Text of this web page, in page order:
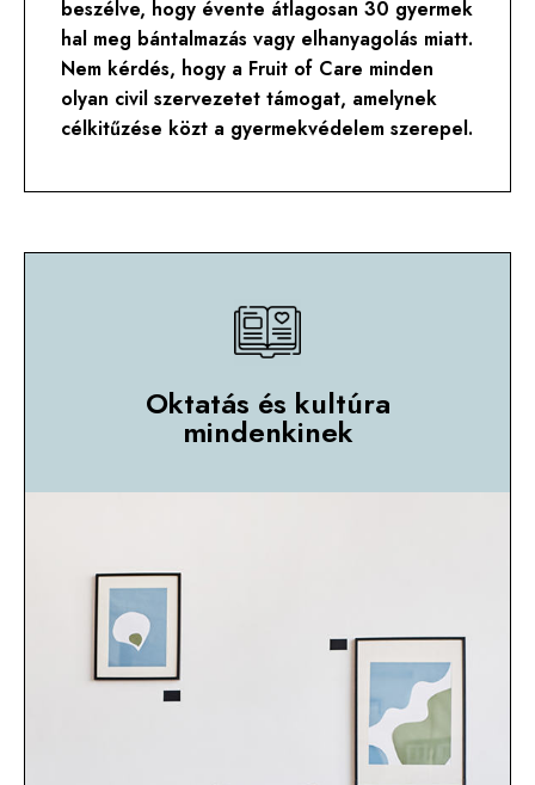
beszélve, hogy évente átlagosan 30 gyermek
hal meg bántalmazás vagy elhanyagolás miatt.
Nem kérdés, hogy a Fruit of Care minden
olyan civil szervezetet támogat, amelynek
célkitűzése közt a gyermekvédelem szerepel.
Oktatás és kultúra
mindenkinek